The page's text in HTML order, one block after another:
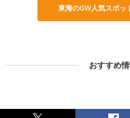
東海のGW人気スポッ
おすすめ